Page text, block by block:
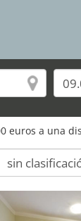
euros a una